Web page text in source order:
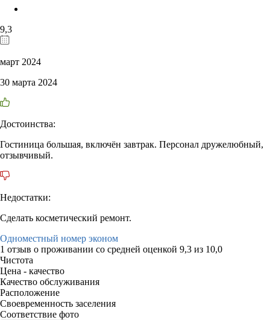
9,3
март 2024
30 марта 2024
Достоинства:
Гостиница большая, включён завтрак. Персонал дружелюбный,
отзывчивый.
Недостатки:
Сделать косметический ремонт.
Одноместный номер эконом
1 отзыв о проживании со средней оценкой 9,3 из 10,0
Чистота
Цена - качество
Качество обслуживания
Расположение
Своевременность заселения
Соответствие фото